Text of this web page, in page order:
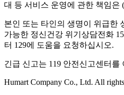
대 등 서비스 운영에 관한 책임은
본인 또는 타인의 생명이 위급한
가능한 정신건강 위기상담전화
터 129에 도움을 요청하십시오.
긴급 신고는 119 안전신고센터를
Humart Company Co., Ltd. All